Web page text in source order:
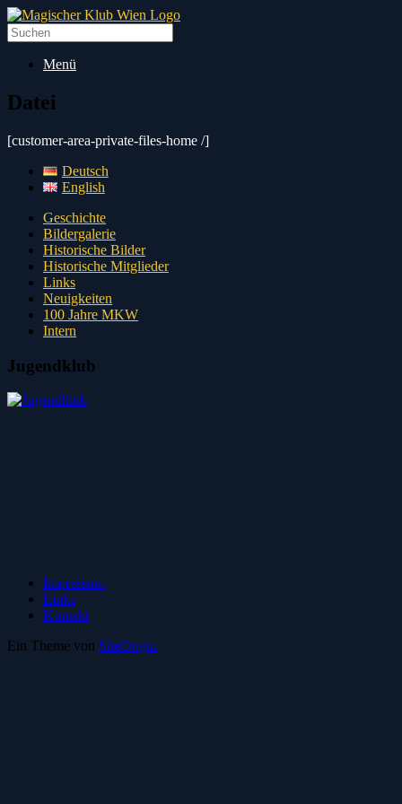
Zum
Inhalt
springen
Suche
nach:
Menü
Datei
[customer-area-private-files-home /]
Deutsch
English
Geschichte
Bildergalerie
Historische Bilder
Historische Mitglieder
Links
Neuigkeiten
100 Jahre MKW
Intern
Jugendklub
Impressum
Links
Kontakt
Ein Theme von SiteOrigin